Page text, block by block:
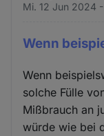
Mi. 12 Jun 2024
Wenn
Wenn
solche Fülle
Mißbrauch an
würde wie bei